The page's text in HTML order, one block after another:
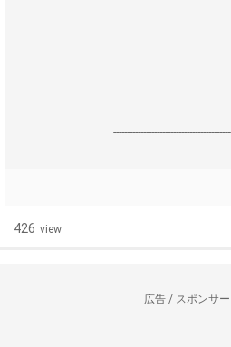
426 view
広告 / スポンサ